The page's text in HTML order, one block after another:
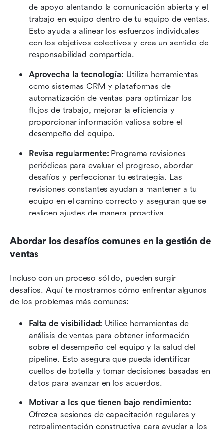
de apoyo alentando la comunicación abierta y el
trabajo en equipo dentro de tu equipo de ventas.
Esto ayuda a alinear los esfuerzos individuales
con los objetivos colectivos y crea un sentido de
responsabilidad compartida.
Aprovecha la tecnología: Utiliza herramientas
como sistemas CRM y plataformas de
automatización de ventas para optimizar los
flujos de trabajo, mejorar la eficiencia y
proporcionar información valiosa sobre el
desempeño del equipo.
Revisa regularmente: Programa revisiones
periódicas para evaluar el progreso, abordar
desafíos y perfeccionar tu estrategia. Las
revisiones constantes ayudan a mantener a tu
equipo en el camino correcto y aseguran que se
realicen ajustes de manera proactiva.
Abordar los desafíos comunes en la gestión de
ventas
Incluso con un proceso sólido, pueden surgir
desafíos. Aquí te mostramos cómo enfrentar algunos
de los problemas más comunes:
Falta de visibilidad: Utilice herramientas de
análisis de ventas para obtener información
sobre el desempeño del equipo y la salud del
pipeline. Esto asegura que pueda identificar
cuellos de botella y tomar decisiones basadas en
datos para avanzar en los acuerdos.
Motivar a los que tienen bajo rendimiento:
Ofrezca sesiones de capacitación regulares y
retroalimentación constructiva para ayudar a los